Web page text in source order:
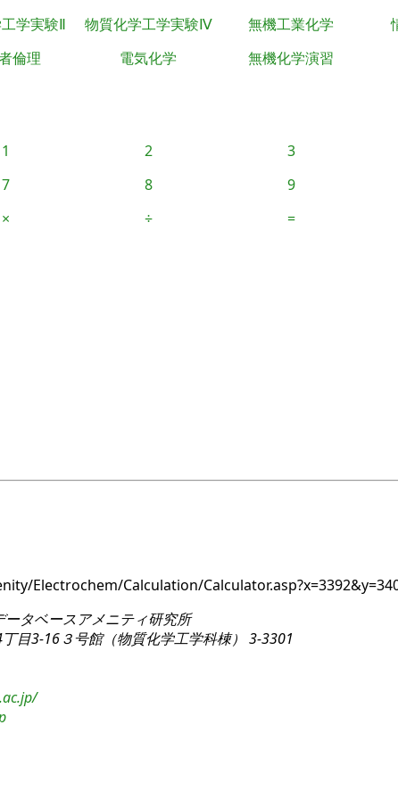
学実験Ⅱ 物質化学工学実験Ⅳ 無機工業化学
倫理 電気化学 無機化学演習
1 2 3
7 8 9
× ÷ =
Electrochem/Calculation/
ータベースアメニティ研究所
目3-16３号館（物質化学工学科棟） 3-3301